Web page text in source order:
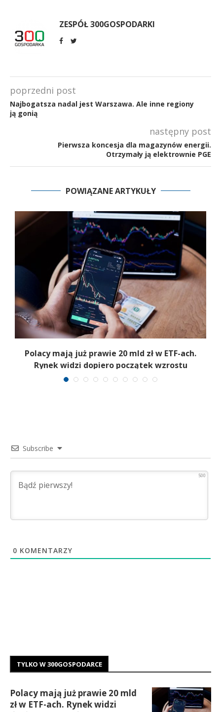
ZESPÓŁ 300GOSPODARKI
poprzedni post
Najbogatsza nadal jest Warszawa. Ale inne regiony
ją gonią
następny post
Pierwsza koncesja dla magazynów energii.
Otrzymały ją elektrownie PGE
POWIĄZANE ARTYKUŁY
Polacy mają już prawie 20 mld zł w ETF-ach.
Rynek widzi dopiero początek wzrostu
Subscribe
500
0 KOMENTARZY
TYLKO W 300GOSPODARCE
Polacy mają już prawie 20 mld
zł w ETF-ach. Rynek widzi